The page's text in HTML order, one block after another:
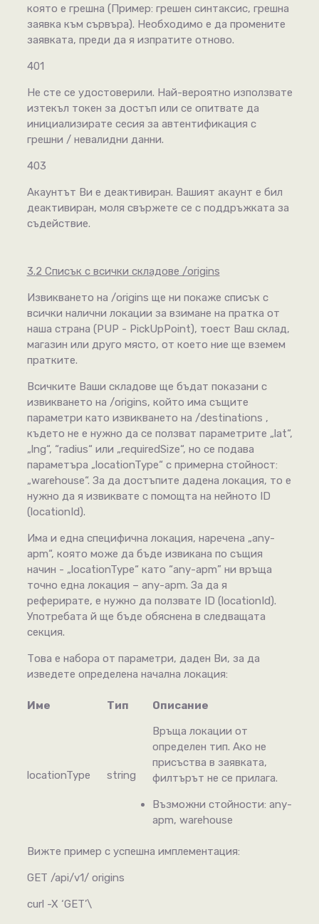
която е грешна (Пример: грешен синтаксис, грешна
заявка към сървъра). Необходимо е да промените
заявката, преди да я изпратите отново.
401
Не сте се удостоверили. Най-вероятно използвате
изтекъл токен за достъп или се опитвате да
инициализирате сесия за автентификация с
грешни / невалидни данни.
403
Акаунтът Ви е деактивиран. Вашият акаунт е бил
деактивиран, моля свържете се с поддръжката за
съдействие.
3.2 Списък с всички складове /origins
Извикването на /origins ще ни покаже списък с
всички налични локации за взимане на пратка от
наша страна (PUP - PickUpPoint), тоест Ваш склад,
магазин или друго място, от което ние ще вземем
пратките.
Всичките Ваши складове ще бъдат показани с
извикването на /origins, който има същите
параметри като извикването на /destinations ,
където не е нужно да се ползват параметрите „lat“,
„lng“, “radius“ или „requiredSize“, но се подава
параметъра „locationType“ с примерна стойност:
„warehouse“. За да достъпите дадена локация, то е
нужно да я извиквате с помощта на нейното ID
(locationId).
Има и една специфична локация, наречена „any-
apm“, която може да бъде извикана по същия
начин - „locationType“ като “any-apm” ни връща
точно една локация – any-apm. За да я
реферирате, е нужно да ползвате ID (locationId).
Употребата й ще бъде обяснена в следващата
секция.
Това е набора от параметри, даден Ви, за да
изведете определена начална локация:
Име Тип Описание
locationType string
Връща локации от
определен тип. Ако не
присъства в заявката,
филтърът не се прилага.
Възможни стойности: any-
apm, warehouse
Вижте пример с успешна имплементация:
GET /api/v1/ origins
curl -X ‘GET’\